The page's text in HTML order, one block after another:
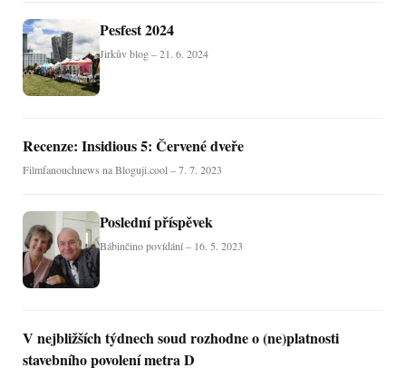
Pesfest 2024
Jirkův blog – 21. 6. 2024
Recenze: Insidious 5: Červené dveře
Filmfanouchnews na Bloguji.cool – 7. 7. 2023
Poslední příspěvek
Bábinčino povídání – 16. 5. 2023
V nejbližších týdnech soud rozhodne o (ne)platnosti
stavebního povolení metra D